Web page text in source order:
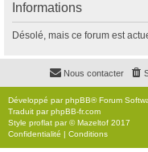
Informations
Désolé, mais ce forum est
Nous contacter
Développé parphpBB® Forum
Traduit parphpBB-fr.com
Style proflat par ©Mazeltof 2017
Confidentialité | Conditions